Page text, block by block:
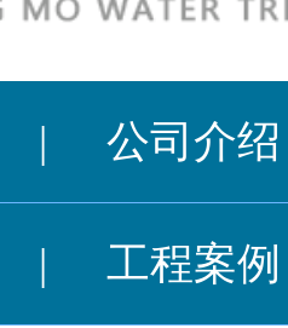
| 公司介绍
| 工程案例